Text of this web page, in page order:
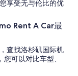
享受无与伦比的优
Rent A Car最
查找洛杉矶国际机
可以对比车型、